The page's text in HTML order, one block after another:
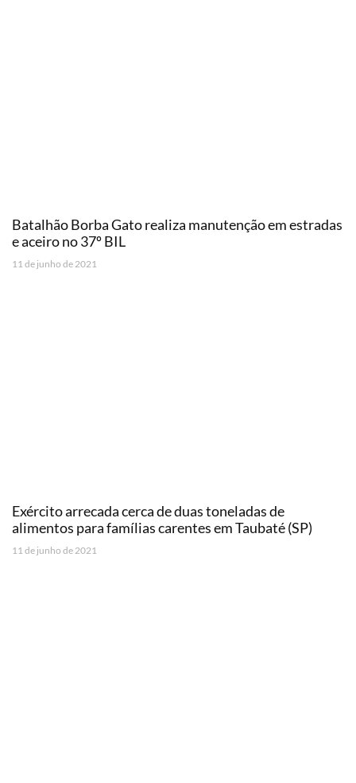
Batalhão Borba Gato realiza manutenção em estradas
e aceiro no 37º BIL
11 de junho de 2021
Exército arrecada cerca de duas toneladas de
alimentos para famílias carentes em Taubaté (SP)
11 de junho de 2021